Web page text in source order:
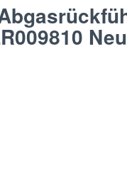
Neu